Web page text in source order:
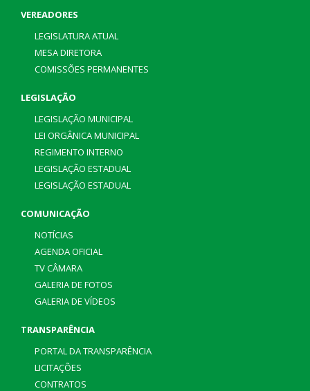
VEREADORES
LEGISLATURA ATUAL
MESA DIRETORA
COMISSÕES PERMANENTES
LEGISLAÇÃO
LEGISLAÇÃO MUNICIPAL
LEI ORGÂNICA MUNICIPAL
REGIMENTO INTERNO
LEGISLAÇÃO ESTADUAL
LEGISLAÇÃO ESTADUAL
COMUNICAÇÃO
NOTÍCIAS
AGENDA OFICIAL
TV CÂMARA
GALERIA DE FOTOS
GALERIA DE VÍDEOS
TRANSPARÊNCIA
PORTAL DA TRANSPARÊNCIA
LICITAÇÕES
CONTRATOS